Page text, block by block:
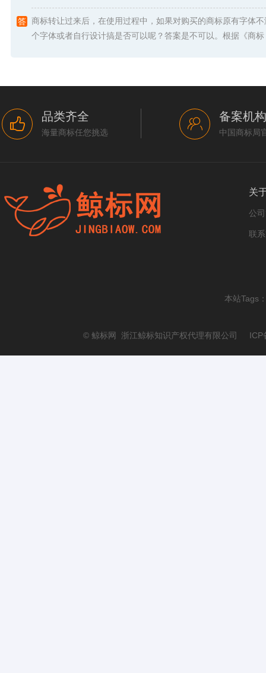
商标转让过来后，在使用过程中，如果对购买的商标原有字体
个字体或者自行设计搞是否可以呢？答案是不可以。根据《商
品类齐全
海量商标任您挑选
备案机构
中国商标局
关
公
联
本站Tags
© 鲸标网 浙江鲸标知识产权代理有限公司 ICP